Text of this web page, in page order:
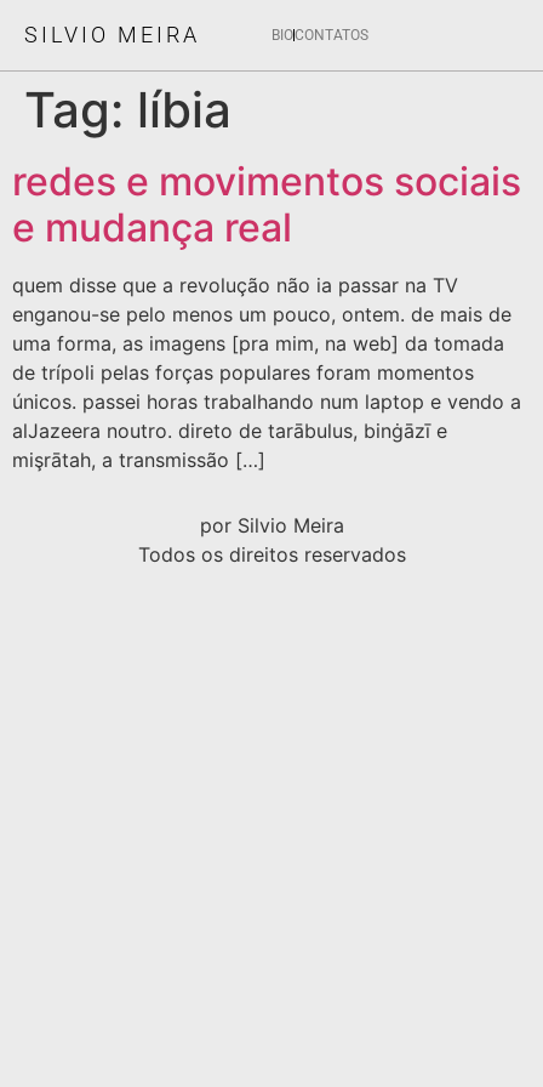
SILVIO MEIRA BIOCONTATOS
Tag: líbia
redes e movimentos sociais
e mudança real
quem disse que a revolução não ia passar na TV
enganou-se pelo menos um pouco, ontem. de mais de
uma forma, as imagens [pra mim, na web] da tomada
de trípoli pelas forças populares foram momentos
únicos. passei horas trabalhando num laptop e vendo a
alJazeera noutro. direto de tarābulus, binġāzī e
mişrātah, a transmissão […]
por Silvio Meira
Todos os direitos reservados